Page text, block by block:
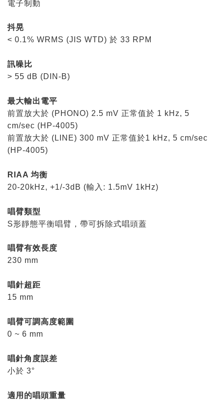
電子制動
抖晃
< 0.1% WRMS (JIS WTD) 於 33 RPM
訊噪比
> 55 dB (DIN-B)
最大輸出電平
前置放大於 (PHONO) 2.5 mV 正常值於 1 kHz, 5
cm/sec (HP-4005)
前置放大於 (LINE) 300 mV 正常值於1 kHz, 5 cm/sec
(HP-4005)
RIAA 均衡
20-20kHz, +1/-3dB (輸入: 1.5mV 1kHz)
唱臂類型
S形靜態平衡唱臂，帶可拆除式唱頭蓋
唱臂有效長度
230 mm
唱針超距
15 mm
唱臂可調高度範圍
0 ~ 6 mm
唱針角度誤差
小於 3°
適用的唱頭重量